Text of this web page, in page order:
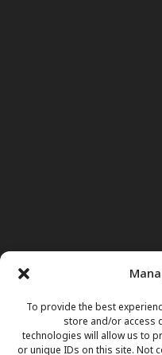
To provide the best
store and/or access
technologies will allow us to
or unique IDs on this site. Not